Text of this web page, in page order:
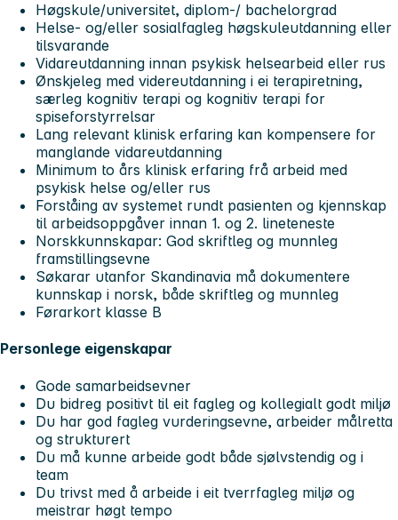
Høgskule/universitet, diplom-/ bachelorgrad
Helse- og/eller sosialfagleg høgskuleutdanning eller
tilsvarande
Vidareutdanning innan psykisk helsearbeid eller rus
Ønskjeleg med videreutdanning i ei terapiretning,
særleg kognitiv terapi og kognitiv terapi for
spiseforstyrrelsar
Lang relevant klinisk erfaring kan kompensere for
manglande vidareutdanning
Minimum to års klinisk erfaring frå arbeid med
psykisk helse og/eller rus
Forståing av systemet rundt pasienten og kjennskap
til arbeidsoppgåver innan 1. og 2. lineteneste
Norskkunnskapar: God skriftleg og munnleg
framstillingsevne
Søkarar utanfor Skandinavia må dokumentere
kunnskap i norsk, både skriftleg og munnleg
Førarkort klasse B
Personlege eigenskapar
Gode samarbeidsevner
Du bidreg positivt til eit fagleg og kollegialt godt miljø
Du har god fagleg vurderingsevne, arbeider målretta
og strukturert
Du må kunne arbeide godt både sjølvstendig og i
team
Du trivst med å arbeide i eit tverrfagleg miljø og
meistrar høgt tempo